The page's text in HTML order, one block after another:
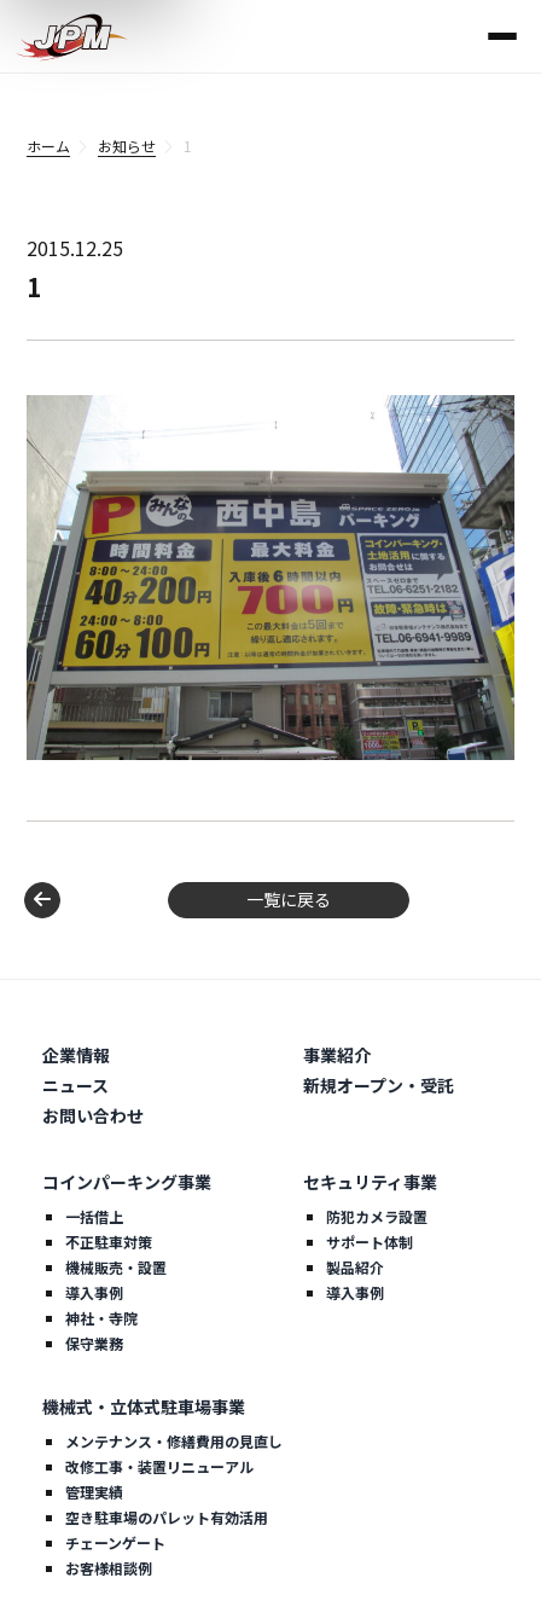
ホーム お知らせ 1
2015.12.25
1
一覧に戻る
企業情報
事業紹介
ニュース
新規オープン・受託
お問い合わせ
コインパーキング事業
一括借上
不正駐車対策
機械販売・設置
導入事例
神社・寺院
保守業務
セキュリティ事業
防犯カメラ設置
サポート体制
製品紹介
導入事例
機械式・立体式駐車場事業
メンテナンス・修繕費用の見直し
改修工事・装置リニューアル
管理実績
空き駐車場のパレット有効活用
チェーンゲート
お客様相談例